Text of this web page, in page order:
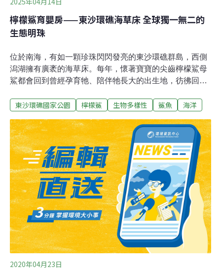
檸檬鯊育嬰房——東沙環礁海草床 全球獨一無二的
生態明珠
位於南海，有如一顆珍珠閃閃發亮的東沙環礁群島，西側
潟湖擁有廣袤的海草床。每年，懷著寶寶的尖齒檸檬鯊母
鯊都會回到曾經孕育牠、陪伴牠長大的出生地，彷彿回到
交給下一代。這裡是南中國海域（南海）檸檬鯊族群最重
地區。當周邊棲地環境嚴重劣化時，東沙環礁提供了最好
的庇護。「海洋國家公園的成立，更肩負起檸檬鯊保母的
使命。」內政部國家公園署海洋國家公園管理處長徐韶良
表示。國際組織請命 東沙開啟台灣海洋保育之路內政部於
2007年公告東沙環礁海洋國家公園，同年底海洋國家公園
正式掛牌，隔年於東沙島設置東沙管理站現地管理。然而
在此之前，東沙環礁即受到國際重視。2002年當世界保育
聯盟在陽明山國家公園召開東亞區會議（IUCN East
Asia）時，IUCN即建議台灣將東沙環礁劃設為保護區，從
此打開了台灣海洋保育具體路
東沙環礁國家公園 檸檬鯊 生物多樣性 鯊魚 海洋
2020年04月23日